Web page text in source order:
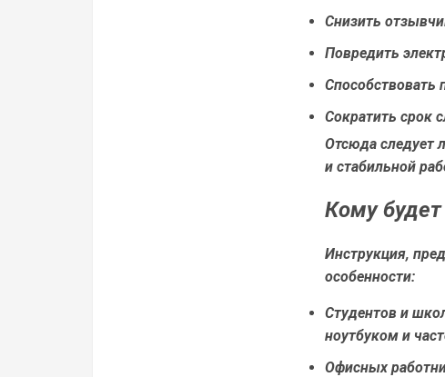
Снизить
Повредить
Способствовать
Сократить срок
Отсюда следует
и стабильной
Кому
Инструкция,
особенности:
Студентов и
ноутбуком и
Офисных